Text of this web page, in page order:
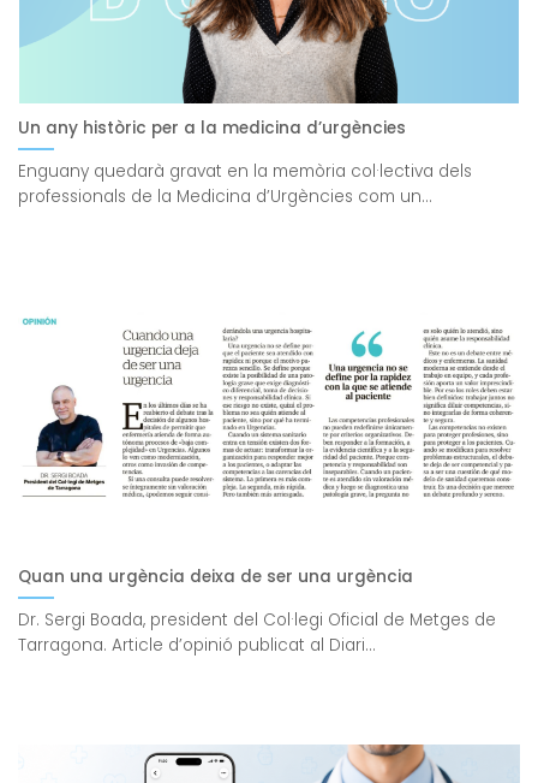
Un any històric per a la medicina d’urgències
Enguany quedarà gravat en la memòria col·lectiva dels
professionals de la Medicina d’Urgències com un...
Quan una urgència deixa de ser una urgència
Dr. Sergi Boada, president del Col·legi Oficial de Metges de
Tarragona. Article d’opinió publicat al Diari...